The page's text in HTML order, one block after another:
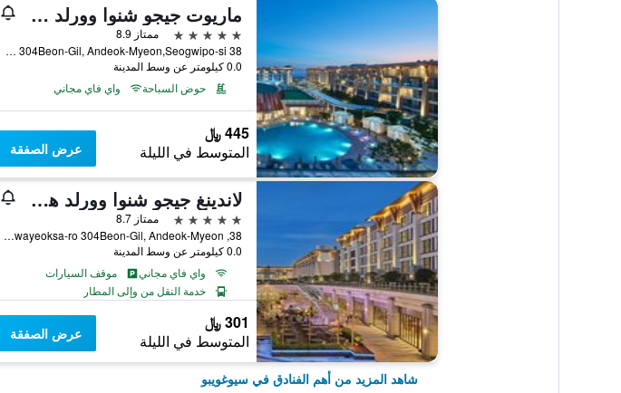
ماريوت جيجو شنوا وورلد هوتلز آند ريزورتس
5 نجوم
ممتاز 8.9
38 Sinhwayeoksa-ro 304Beon-Gil, Andeok-Myeon,Seogwipo-si, سيوغويبو, كوريا الجنوبية
0.0 كيلومتر عن وسط المدينة
حوض السباحة
واي فاي مجاني
445 ﷼
المتوسط في الليلة عرض الصفقة
لاندينغ جيجو شنوا وورلد هوتلز آند ريزورتس
5 نجوم
ممتاز 8.7
38, Sinhwayeoksa-ro 304Beon-Gil, Andeok-Myeon, سيوغويبو, كوريا الجنوبية
0.0 كيلومتر عن وسط المدينة
واي فاي مجاني
موقف السيارات
خدمة النقل من وإلى المطار
301 ﷼
المتوسط في الليلة عرض الصفقة
شاهد المزيد من أهم الفنادق في سيوغويبو